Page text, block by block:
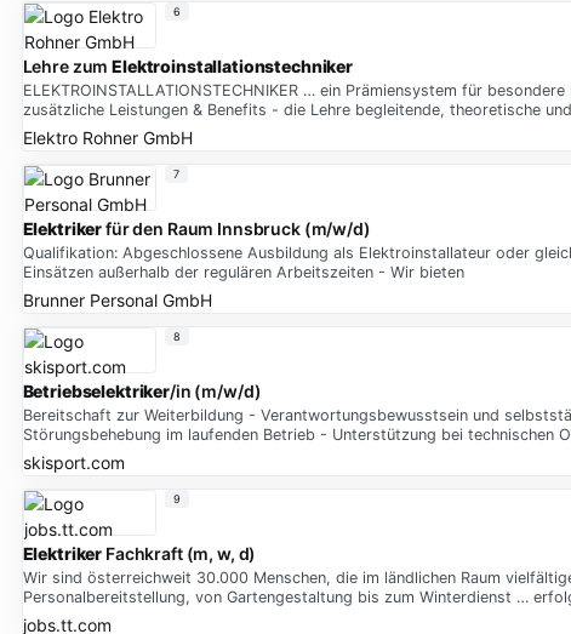
Lehre zumElektroinstallationstechniker
ELEKTROINSTALLATIONSTECHNIKER … ein Prämiensystem für
zusätzliche Leistungen & Benefits - die Lehre begleitende, theoretische
Elektro Rohner GmbH
6
Elektrikerfür den Raum Innsbruck (m/w/d)
Qualifikation: Abgeschlossene Ausbildung als Elektroinstallateur oder
Einsätzen außerhalb der regulären Arbeitszeiten - Wir bieten
Brunner Personal GmbH
7
Betriebselektriker/in (m/w/d)
Bereitschaft zur Weiterbildung - Verantwortungsbewusstsein und
Störungsbehebung im laufenden Betrieb - Unterstützung bei technischen
skisport.com
8
Elektriker Fachkraft (m, w, d)
Wir sind österreichweit 30.000 Menschen, die im ländlichen Raum
Personalbereitstellung, von Gartengestaltung bis zum Winterdienst …
jobs.tt.com
9